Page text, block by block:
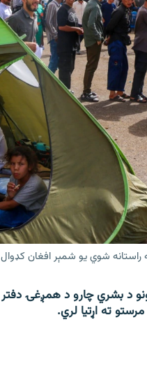
راستانه شوي یو شمېر افغان کډوال
ته اړتیا لري.